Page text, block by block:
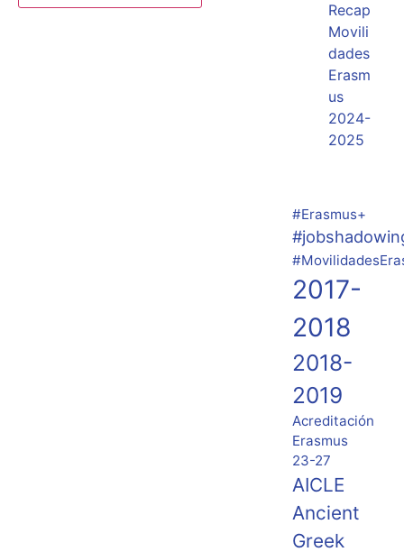
Recap
Movili
dades
Erasm
us
2024-
2025
#Erasmus+
2017-
2018
2018-
2019
Acreditación
Erasmus
23-27
AICLE
Ancient
Greek